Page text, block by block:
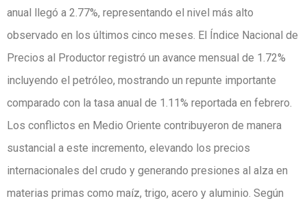
anual llegó a 2.77%, representando el nivel más alto
observado en los últimos cinco meses. El Índice Nacional de
Precios al Productor registró un avance mensual de 1.72%
incluyendo el petróleo, mostrando un repunte importante
comparado con la tasa anual de 1.11% reportada en febrero.
Los conflictos en Medio Oriente contribuyeron de manera
sustancial a este incremento, elevando los precios
internacionales del crudo y generando presiones al alza en
materias primas como maíz, trigo, acero y aluminio. Según